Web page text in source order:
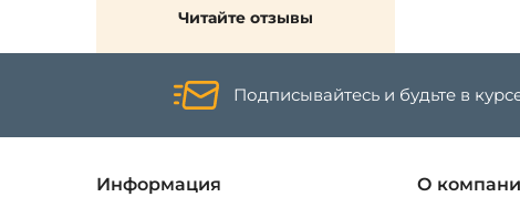
Читайте отзывы
Подписывайтесь и будьте в
Информация О